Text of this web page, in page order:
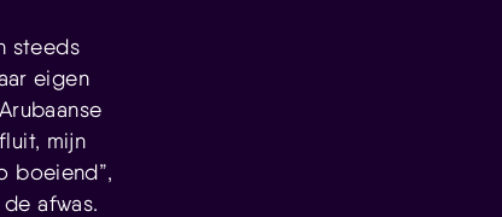
steeds
eigen
mijn
boeiend”,
afwas.